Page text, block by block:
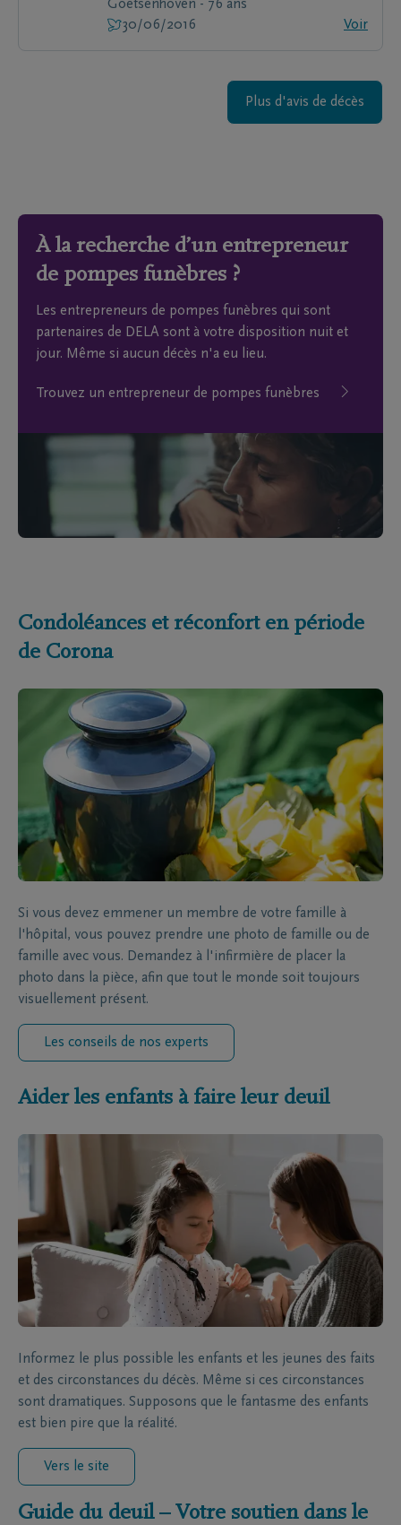
Goetsenhoven - 76 ans
30/06/2016
Voir
Plus d'avis de décès
À la recherche d’un entrepreneur
de pompes funèbres ?
Les entrepreneurs de pompes funèbres qui sont
partenaires de DELA sont à votre disposition nuit et
jour. Même si aucun décès n'a eu lieu.
Trouvez un entrepreneur de pompes funèbres
Condoléances et réconfort en période
de Corona
Si vous devez emmener un membre de votre famille à
l'hôpital, vous pouvez prendre une photo de famille ou de
famille avec vous. Demandez à l'infirmière de placer la
photo dans la pièce, afin que tout le monde soit toujours
visuellement présent.
Les conseils de nos experts
Aider les enfants à faire leur deuil
Informez le plus possible les enfants et les jeunes des faits
et des circonstances du décès. Même si ces circonstances
sont dramatiques. Supposons que le fantasme des enfants
est bien pire que la réalité.
Vers le site
Guide du deuil – Votre soutien dans le